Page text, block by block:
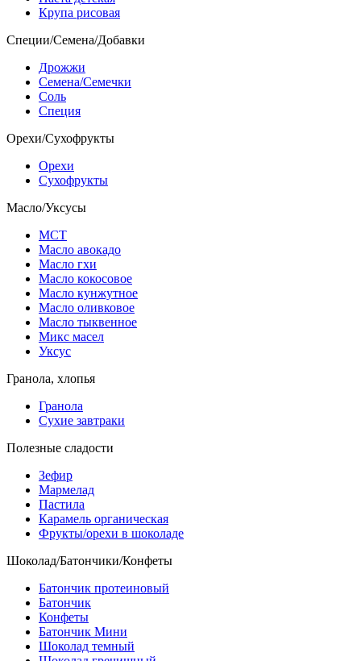
Крупа рисовая
Специи/Семена/Добавки
Дрожжи
Семена/Семечки
Соль
Специя
Орехи/Сухофрукты
Орехи
Сухофрукты
Масло/Уксусы
МСТ
Масло авокадо
Масло гхи
Масло кокосовое
Масло кунжутное
Масло оливковое
Масло тыквенное
Микс масел
Уксус
Гранола, хлопья
Гранола
Сухие завтраки
Полезные сладости
Зефир
Мармелад
Пастила
Карамель органическая
Фрукты/орехи в шоколаде
Шоколад/Батончики/Конфеты
Батончик протеиновый
Батончик
Конфеты
Батончик Мини
Шоколад темный